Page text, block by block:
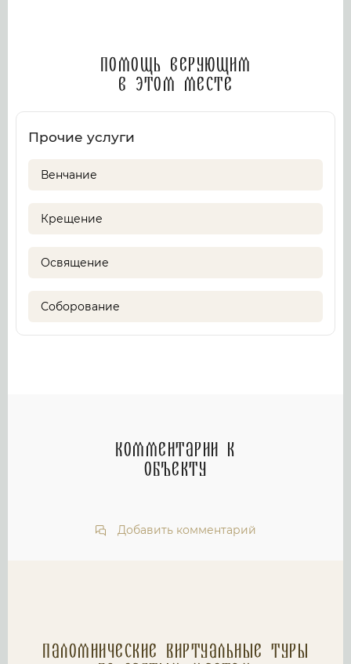
Помощь верующим
в этом месте
Прочие услуги
Венчание
Крещение
Освящение
Соборование
Комментарии к
объекту
Добавить комментарий
Паломнические Виртуальные туры